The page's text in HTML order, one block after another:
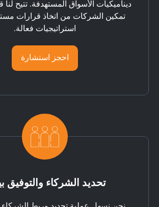
ديناميكيات الأسواق المستهدفة. تتيح لنا
تمكين الشركات من اتخاذ قرارات
استراتيجيات فعالة.
احجز استشارة
تحديد الشركاء والتوفيق